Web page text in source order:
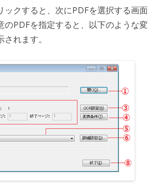
ックすると、次にPDFを選択する画面
のPDFを指定すると、以下のような変
れます。